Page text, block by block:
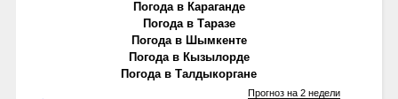
Погода в Караганде
Погода в Таразе
Погода в Шымкенте
Погода в Кызылорде
Погода в Талдыкоргане
Прогноз на 2 недели